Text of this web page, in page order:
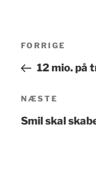
Forrige
indlæg
FORRIGE
12 mio. på
Næste
indlæg
NÆSTE
Smil skal